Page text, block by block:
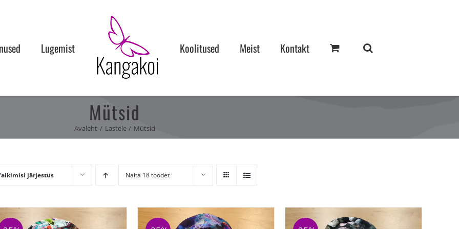
Lugemist Koolitused Meist Kontakt
Mütsid
Avaleht Lastele Mütsid
järjestus Näita 18 toodet